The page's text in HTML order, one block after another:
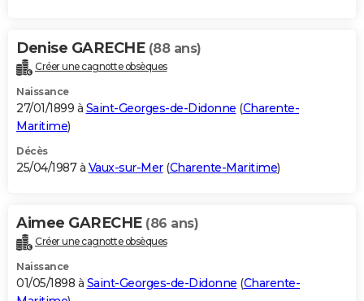
Denise GARECHE (88 ans)
Créer une cagnotte obsèques
Naissance
27/01/1899 à Saint-Georges-de-Didonne (Charente-
Maritime)
Décès
25/04/1987 à Vaux-sur-Mer(Charente-Maritime)
Aimee GARECHE (86 ans)
Créer une cagnotte obsèques
Naissance
01/05/1898 à Saint-Georges-de-Didonne (Charente-